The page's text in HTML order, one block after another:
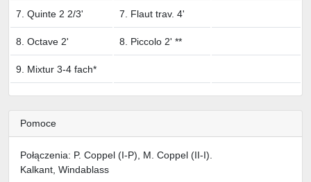
7. Quinte 2 2/3' 7. Flaut trav. 4'
8. Octave 2' 8. Piccolo 2' **
9. Mixtur 3-4 fach*
Pomoce
Połączenia: P. Coppel (I-P), M. Coppel (II-I).
Kalkant, Windablass